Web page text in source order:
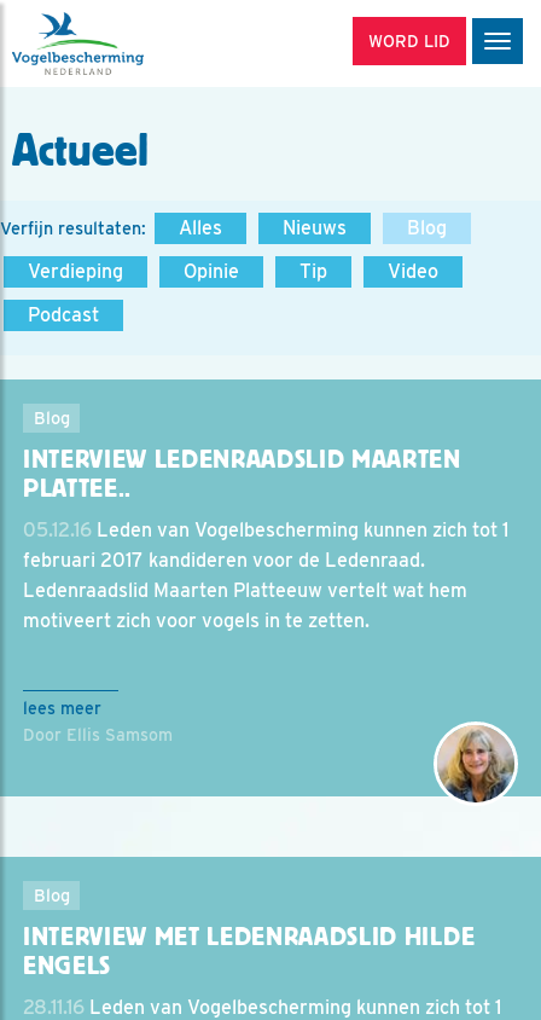
WORD LID
Actueel
Verfijn resultaten: Alles Nieuws
Blog
Verdieping
Opinie Tip
Video
Podcast
Blog
INTERVIEW LEDENRAADSLID MAARTEN
PLATTEE..
05.12.16 Leden van Vogelbescherming kunnen zich tot 1
februari 2017 kandideren voor de Ledenraad.
Ledenraadslid Maarten Platteeuw vertelt wat hem
motiveert zich voor vogels in te zetten.
lees meer
Door Ellis Samsom
Blog
INTERVIEW MET LEDENRAADSLID HILDE
ENGELS
28.11.16 Leden van Vogelbescherming kunnen zich tot 1